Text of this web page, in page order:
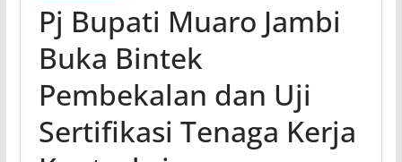
Pj Bupati Muaro Jambi
Buka Bintek
Pembekalan dan Uji
Sertifikasi Tenaga Kerja